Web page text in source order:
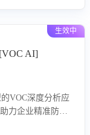
生效中
AI]
VOC深度分析应
力企业精准防控